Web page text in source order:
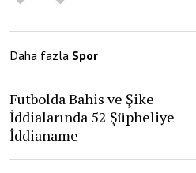
Daha fazla Spor
Futbolda Bahis ve Şike
İddialarında 52 Şüpheliye
İddianame